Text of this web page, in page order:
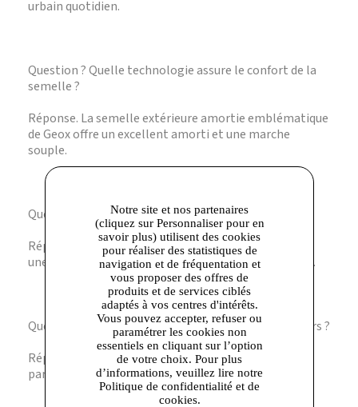
urbain quotidien.
Question ? Quelle technologie assure le confort de la
semelle ?
Réponse. La semelle extérieure amortie emblématique
de Geox offre un excellent amorti et une marche
souple.
Question ? Ces chaussures sont-elles respirantes ?
Réponse. Oui, la tige en tissu maille recyclé garantit
une bonne respirabilité pour garder les pieds au frais.
Question ? Quel style convient le mieux à ces sneakers ?
Réponse. Leur design dynamique et coloré s’adapte
parfaitement aux looks décontractés et urbains.
Notre site et nos partenaires
(cliquez sur Personnaliser pour en
savoir plus) utilisent des cookies
pour réaliser des statistiques de
navigation et de fréquentation et
vous proposer des offres de
produits et de services ciblés
adaptés à vos centres d'intérêts.
Vous pouvez accepter, refuser ou
paramétrer les cookies non
essentiels en cliquant sur l’option
de votre choix. Pour plus
d’informations, veuillez lire notre
Politique de confidentialité et de
cookies.